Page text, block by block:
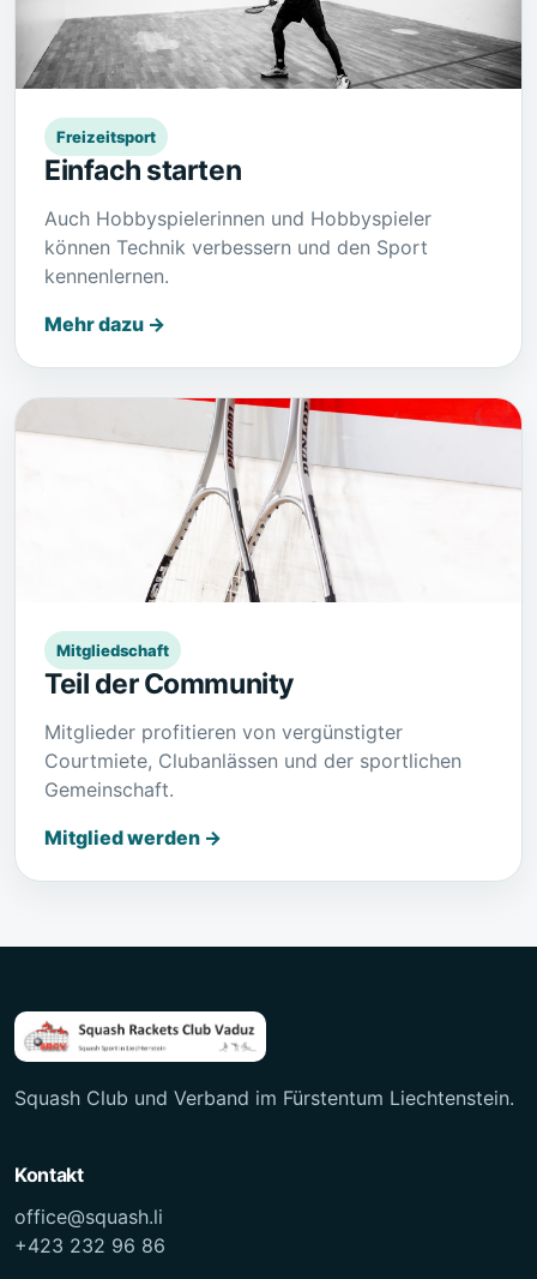
Freizeitsport
Einfach starten
Auch Hobbyspielerinnen und Hobbyspieler
können Technik verbessern und den Sport
kennenlernen.
Mehr dazu →
Mitgliedschaft
Teil der Community
Mitglieder profitieren von vergünstigter
Courtmiete, Clubanlässen und der sportlichen
Gemeinschaft.
Mitglied werden →
Squash Club und Verband im Fürstentum Liechtenstein.
Kontakt
office@squash.li
+423 232 96 86